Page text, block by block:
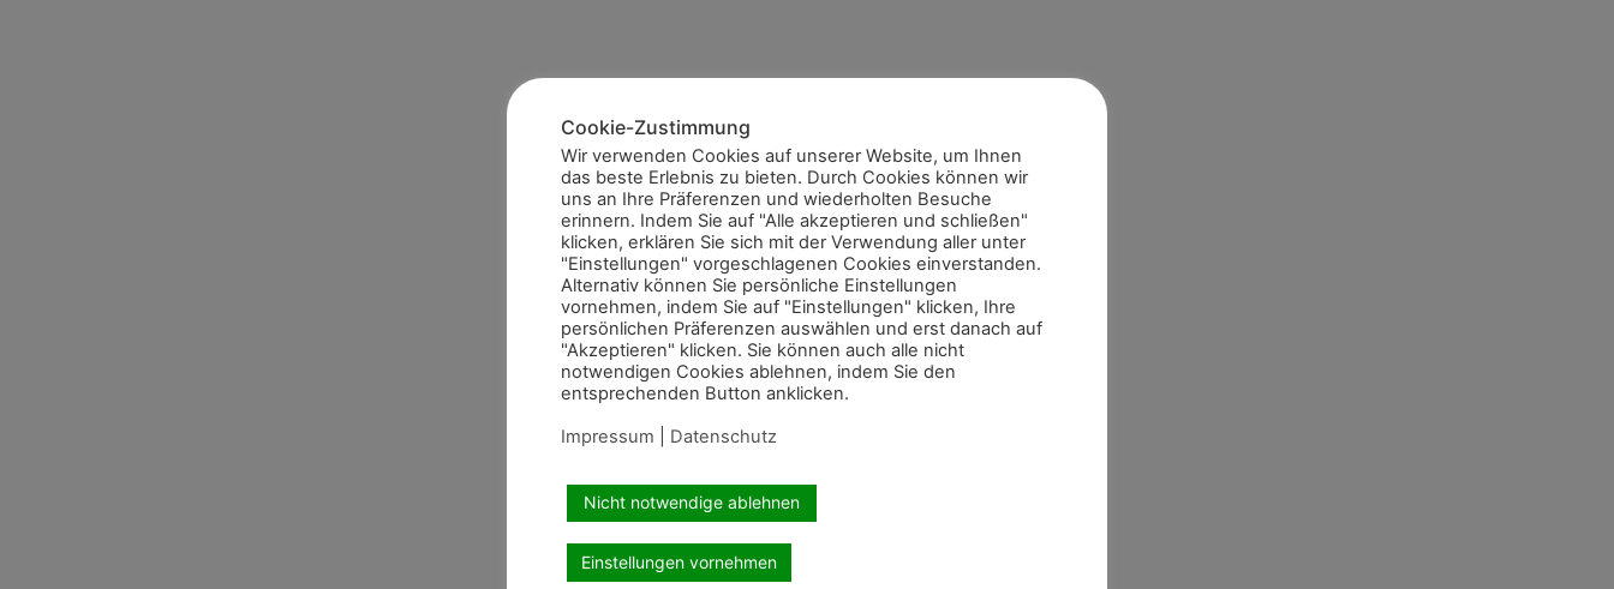
Cookie-Zustimmung
Wir verwenden Cookies auf unserer Website, um Ihnen
das beste Erlebnis zu bieten. Durch Cookies können wir
uns an Ihre Präferenzen und wiederholten Besuche
erinnern. Indem Sie auf "Alle akzeptieren und schließen"
klicken, erklären Sie sich mit der Verwendung aller unter
"Einstellungen" vorgeschlagenen Cookies einverstanden.
Alternativ können Sie persönliche Einstellungen
vornehmen, indem Sie auf "Einstellungen" klicken, Ihre
persönlichen Präferenzen auswählen und erst danach auf
"Akzeptieren" klicken. Sie können auch alle nicht
notwendigen Cookies ablehnen, indem Sie den
entsprechenden Button anklicken.
Impressum
Datenschutz
Nicht notwendige ablehnen
Einstellungen vornehmen